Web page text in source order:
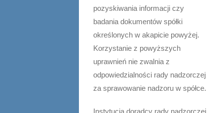
pozyskiwania informacji czy
badania dokumentów spółki
określonych w akapicie powyżej.
Korzystanie z powyższych
uprawnień nie zwalnia z
odpowiedzialności rady nadzorczej
za sprawowanie nadzoru w spółce.